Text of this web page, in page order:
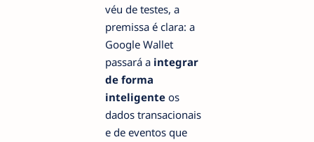
véu de testes, a
premissa é clara: a
Google Wallet
passará a integrar
de forma
inteligente os
dados transacionais
e de eventos que